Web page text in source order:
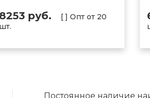
8253 руб.
[ ] Опт от 20
шт.
Постоянное наличие